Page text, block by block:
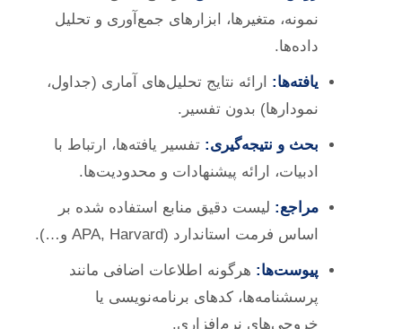
نمونه، متغیرها، ابزارهای جمع‌آوری و تحلیل
داده‌ها.
یافته‌ها: ارائه نتایج تحلیل‌های آماری (جداول،
نمودارها) بدون تفسیر.
بحث و نتیجه‌گیری: تفسیر یافته‌ها، ارتباط با
ادبیات، ارائه پیشنهادات و محدودیت‌ها.
مراجع: لیست دقیق منابع استفاده شده بر
اساس فرمت استاندارد (APA, Harvard و…).
پیوست‌ها: هرگونه اطلاعات اضافی مانند
پرسشنامه‌ها، کدهای برنامه‌نویسی یا
خروجی‌های نرم‌افزاری.